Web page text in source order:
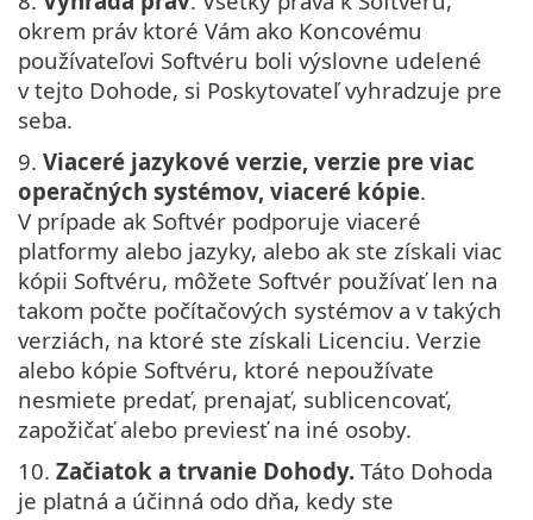
okrem práv ktoré Vám ako Koncovému
používateľovi Softvéru boli výslovne udelené
v tejto Dohode, si Poskytovateľ vyhradzuje pre
seba.
9. Viaceré jazykové verzie, verzie pre viac
operačných systémov, viaceré kópie.
V prípade ak Softvér podporuje viaceré
platformy alebo jazyky, alebo ak ste získali viac
kópii Softvéru, môžete Softvér používať len na
takom počte počítačových systémov a v takých
verziách, na ktoré ste získali Licenciu. Verzie
alebo kópie Softvéru, ktoré nepoužívate
nesmiete predať, prenajať, sublicencovať,
zapožičať alebo previesť na iné osoby.
10. Začiatok a trvanie Dohody. Táto Dohoda
je platná a účinná odo dňa, kedy ste